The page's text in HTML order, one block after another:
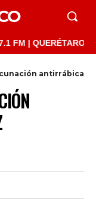
antirrábica